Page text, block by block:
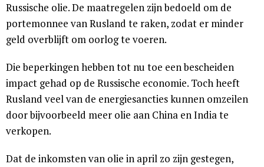
Russische olie. De maatregelen zijn bedoeld om de
portemonnee van Rusland te raken, zodat er minder
geld overblijft om oorlog te voeren.
Die beperkingen hebben tot nu toe een bescheiden
impact gehad op de Russische economie. Toch heeft
Rusland veel van de energiesancties kunnen omzeilen
door bijvoorbeeld meer olie aan China en India te
verkopen.
Dat de inkomsten van olie in april zo zijn gestegen,